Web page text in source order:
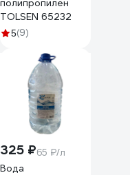
полипропилен
TOLSEN 65232
5(9)
325 ₽65 ₽/л
Вода